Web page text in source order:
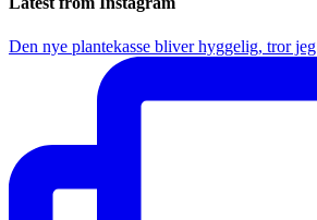
Den nye plantekasse bliver hyggelig, tror jeg